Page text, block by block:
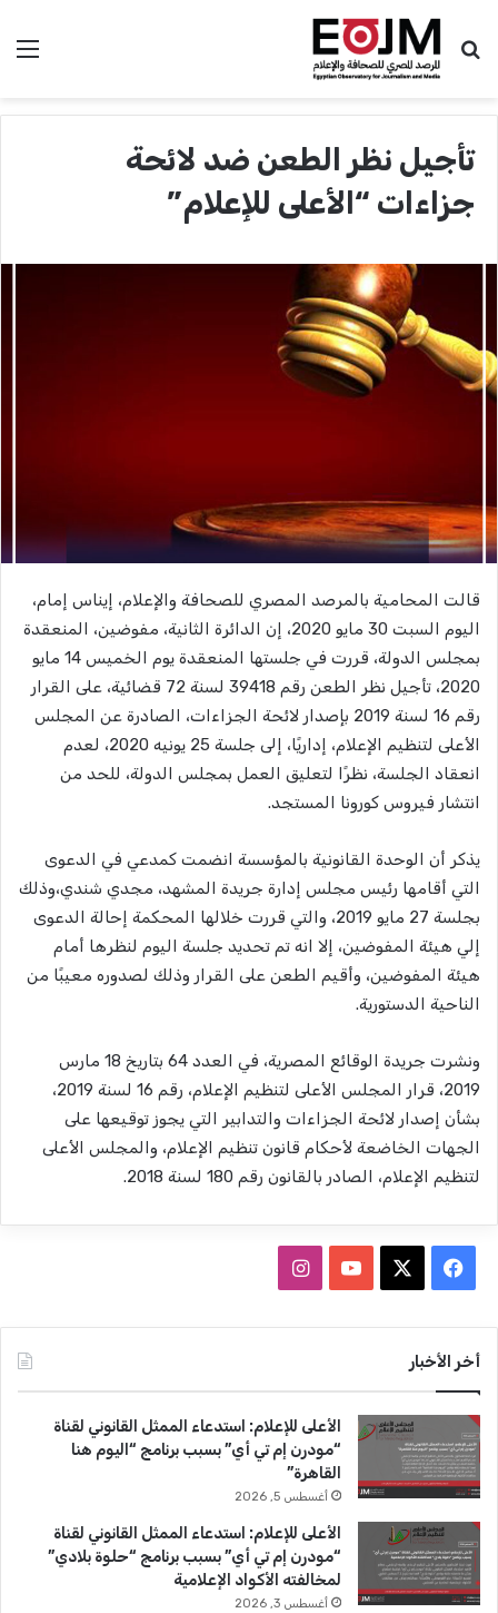
بحث عن
تأجيل نظر الطعن ضد لائحة
جزاءات “الأعلى للإعلام”
قالت المحامية بالمرصد المصري للصحافة والإعلام، إيناس إمام،
اليوم السبت 30 مايو 2020، إن الدائرة الثانية، مفوضين، المنعقدة
بمجلس الدولة، قررت في جلستها المنعقدة يوم الخميس 14 مايو
2020، تأجيل نظر الطعن رقم 39418 لسنة 72 قضائية، على القرار
رقم 16 لسنة 2019 بإصدار لائحة الجزاءات، الصادرة عن المجلس
الأعلى لتنظيم الإعلام، إداريًا، إلى جلسة 25 يونيه 2020، لعدم
انعقاد الجلسة، نظرًا لتعليق العمل بمجلس الدولة، للحد من
انتشار فيروس كورونا المستجد.
يذكر أن الوحدة القانونية بالمؤسسة انضمت كمدعي في الدعوى
التي أقامها رئيس مجلس إدارة جريدة المشهد، مجدي شندي،وذلك
بجلسة 27 مايو 2019، والتي قررت خلالها المحكمة إحالة الدعوى
إلي هيئة المفوضين، إلا انه تم تحديد جلسة اليوم لنظرها أمام
هيئة المفوضين، وأقيم الطعن على القرار وذلك لصدوره معيبًا من
الناحية الدستورية.
ونشرت جريدة الوقائع المصرية، في العدد 64 بتاريخ 18 مارس
2019، قرار المجلس الأعلى لتنظيم الإعلام، رقم 16 لسنة 2019،
بشأن إصدار لائحة الجزاءات والتدابير التي يجوز توقيعها على
الجهات الخاضعة لأحكام قانون تنظيم الإعلام، والمجلس الأعلى
لتنظيم الإعلام، الصادر بالقانون رقم 180 لسنة 2018.
س
و
ك
T
u
b
e
ق
ا
م
أخر الأخبار
الأعلى للإعلام: استدعاء الممثل القانوني لقناة
“مودرن إم تي أي” بسبب برنامج “اليوم هنا
القاهرة”
أغسطس 5, 2026
الأعلى للإعلام: استدعاء الممثل القانوني لقناة
“مودرن إم تي أي” بسبب برنامج “حلوة بلادي”
لمخالفته الأكواد الإعلامية
أغسطس 3, 2026